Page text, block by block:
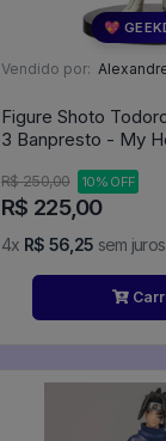
💖
Vendido por:
Figure Shoto
3 Banpresto - My
R$ 250,00 10% OFF
R$ 225,00
4x R$ 56,25 sem juros